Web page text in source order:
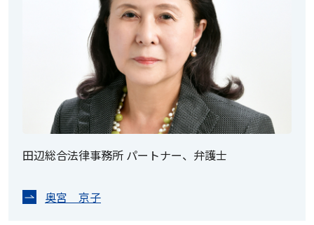
田辺総合法律事務所 パートナー、弁護士
奥宮 京子